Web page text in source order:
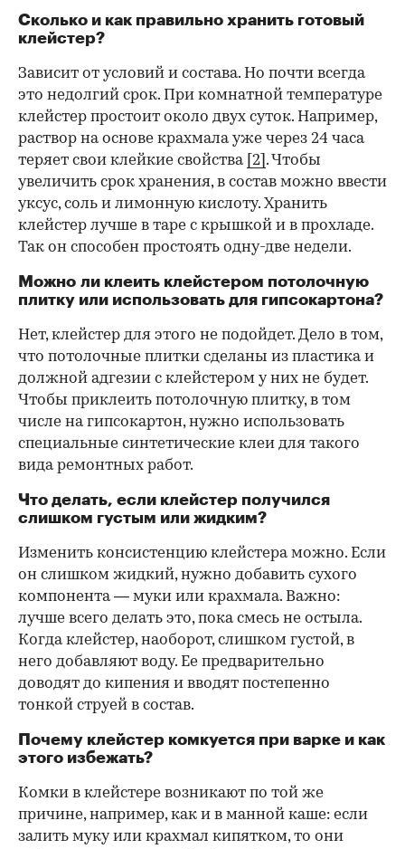
Сколько и как правильно хранить готовый
клейстер?
Зависит от условий и состава. Но почти всегда
это недолгий срок. При комнатной температуре
клейстер простоит около двух суток. Например,
раствор на основе крахмала уже через 24 часа
теряет свои клейкие свойства [2] . Чтобы
увеличить срок хранения, в состав можно ввести
уксус, соль и лимонную кислоту. Хранить
клейстер лучше в таре с крышкой и в прохладе.
Так он способен простоять одну-две недели.
Можно ли клеить клейстером потолочную
плитку или использовать для гипсокартона?
Нет, клейстер для этого не подойдет. Дело в том,
что потолочные плитки сделаны из пластика и
должной адгезии с клейстером у них не будет.
Чтобы приклеить потолочную плитку, в том
числе на гипсокартон, нужно использовать
специальные синтетические клеи для такого
вида ремонтных работ.
Что делать, если клейстер получился
слишком густым или жидким?
Изменить консистенцию клейстера можно. Если
он слишком жидкий, нужно добавить сухого
компонента — муки или крахмала. Важно:
лучше всего делать это, пока смесь не остыла.
Когда клейстер, наоборот, слишком густой, в
него добавляют воду. Ее предварительно
доводят до кипения и вводят постепенно
тонкой струей в состав.
Почему клейстер комкуется при варке и как
этого избежать?
Комки в клейстере возникают по той же
причине, например, как и в манной каше: если
залить муку или крахмал кипятком, то они